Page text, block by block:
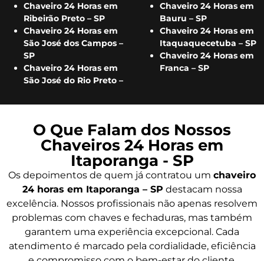
Chaveiro 24 Horas em
Ribeirão Preto – SP
Chaveiro 24 Horas em
São José dos Campos –
SP
Chaveiro 24 Horas em
São José do Rio Preto –
Chaveiro 24 Horas em
Bauru – SP
Chaveiro 24 Horas em
Itaquaquecetuba – SP
Chaveiro 24 Horas em
Franca – SP
O Que Falam dos Nossos
Chaveiros 24 Horas em
Itaporanga - SP
Os depoimentos de quem já contratou um chaveiro
24 horas em Itaporanga – SP destacam nossa
excelência. Nossos profissionais não apenas resolvem
problemas com chaves e fechaduras, mas também
garantem uma experiência excepcional. Cada
atendimento é marcado pela cordialidade, eficiência